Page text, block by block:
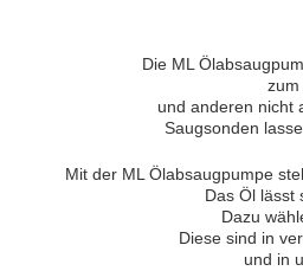
Die ML
zum
und anderen nicht
Saugsonden
Mit der ML Ölabsaugpumpe
Das Öl lässt
Dazu
Diese sind in
und in